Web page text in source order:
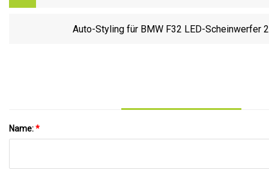
Auto-Styling für BMW F32 LED-Scheinwerfer
Name:*